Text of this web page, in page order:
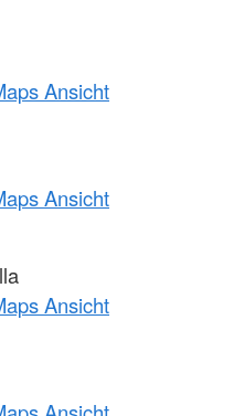
Ansicht
Ansicht
Ansicht